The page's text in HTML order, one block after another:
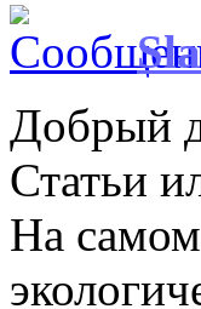
Добрый
Статьи
На самом